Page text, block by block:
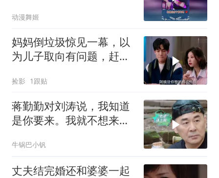
动漫舞姬
妈妈倒垃圾惊见一幕，以
为儿子取向有问题，赶忙
捡影 1跟贴
蒋勤勤对刘涛说，我知道
是你要来。我就不想来
牛锅巴小钒
丈夫结完婚还和婆婆一起